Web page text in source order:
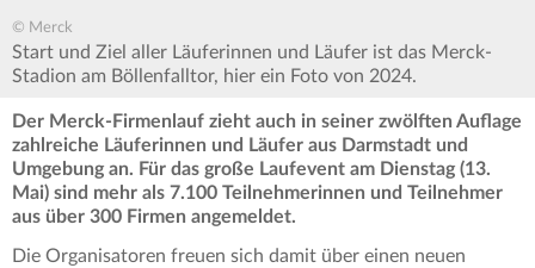
© Merck
Start und Ziel aller Läuferinnen und Läufer ist das Merck-
Stadion am Böllenfalltor, hier ein Foto von 2024.
Der Merck-Firmenlauf zieht auch in seiner zwölften Auflage
zahlreiche Läuferinnen und Läufer aus Darmstadt und
Umgebung an. Für das große Laufevent am Dienstag (13.
Mai) sind mehr als 7.100 Teilnehmerinnen und Teilnehmer
aus über 300 Firmen angemeldet.
Die Organisatoren freuen sich damit über einen neuen